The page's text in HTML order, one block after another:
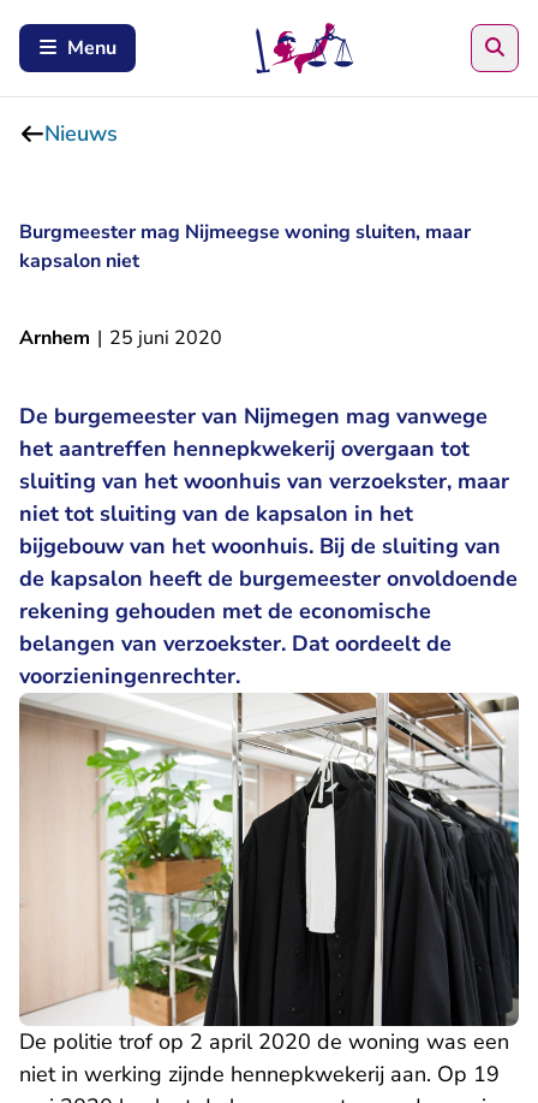
Menu
Nieuws
Burgmeester mag Nijmeegse woning sluiten, maar
kapsalon niet
Arnhem | 25 juni 2020
De burgemeester van Nijmegen mag vanwege
het aantreffen hennepkwekerij overgaan tot
sluiting van het woonhuis van verzoekster, maar
niet tot sluiting van de kapsalon in het
bijgebouw van het woonhuis. Bij de sluiting van
de kapsalon heeft de burgemeester onvoldoende
rekening gehouden met de economische
belangen van verzoekster. Dat oordeelt de
voorzieningenrechter.
De politie trof op 2 april 2020 de woning was een
niet in werking zijnde hennepkwekerij aan. Op 19